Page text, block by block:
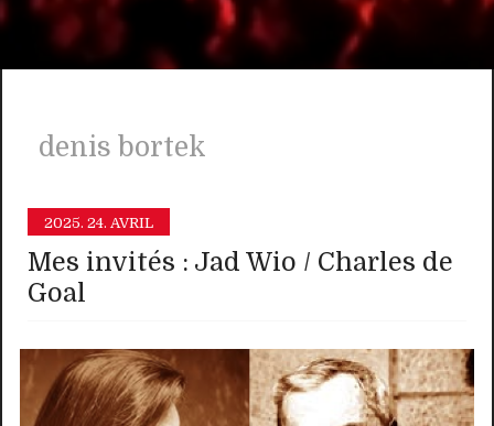
denis bortek
2025. 24. AVRIL
Mes invités : Jad Wio / Charles de
Goal